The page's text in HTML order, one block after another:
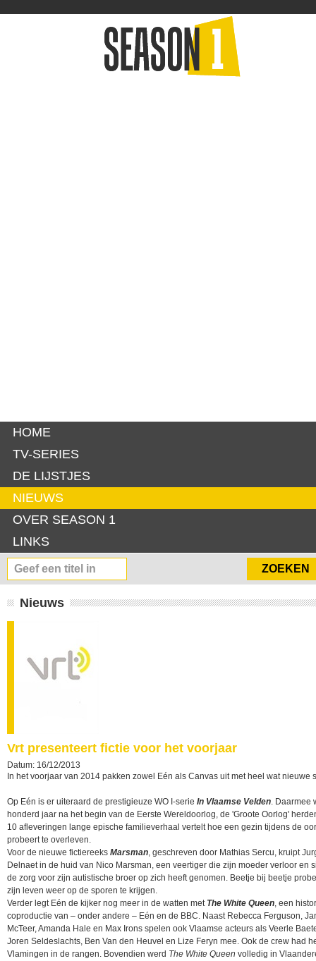
HOME
TV-SERIES
DE LIJSTJES
NIEUWS
OVER SEASON 1
LINKS
Nieuws
Vrt presenteert fictie voor het voorjaar
Datum: 16/12/2013
In het voorjaar van 2014 pakken zowel Eén als Canvas uit met heel wat nieuwe
Op Eén is er uiteraard de prestigieuze WO I-serie In Vlaamse Velden. Daarmee
honderd jaar na het begin van de Eerste Wereldoorlog, de 'Groote Oorlog'
10 afleveringen lange epische familieverhaal vertelt hoe een gezin tijdens de
probeert te overleven.
Voor de nieuwe fictiereeks Marsman, geschreven door Mathias Sercu, kruipt
Delnaet in de huid van Nico Marsman, een veertiger die zijn moeder verloor en
de zorg voor zijn autistische broer op zich heeft genomen. Beetje bij beetje
zijn leven weer op de sporen te krijgen.
Verder legt Eén de kijker nog meer in de watten met The White Queen, een
coproductie van – onder andere – Eén en de BBC. Naast Rebecca Ferguson,
McTeer, Amanda Hale en Max Irons spelen ook Vlaamse acteurs als Veerle
Joren Seldeslachts, Ben Van den Heuvel en Lize Feryn mee. Ook de crew had
Vlamingen in de rangen. Bovendien werd The White Queen volledig in